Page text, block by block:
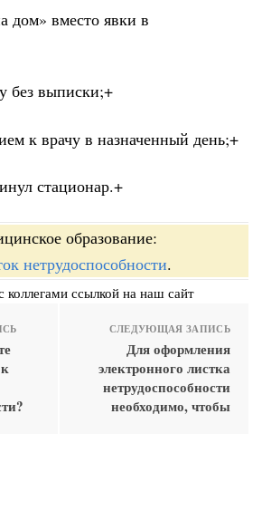
дом» вместо явки в
без выписки;+
к врачу в назначенный день;+
стационар.+
образование:
нетрудоспособности.
коллегами ссылкой на наш сайт
СЛЕДУЮЩАЯ ЗАПИСЬ
Для оформления
электронного листка
нетрудоспособности
необходимо, чтобы